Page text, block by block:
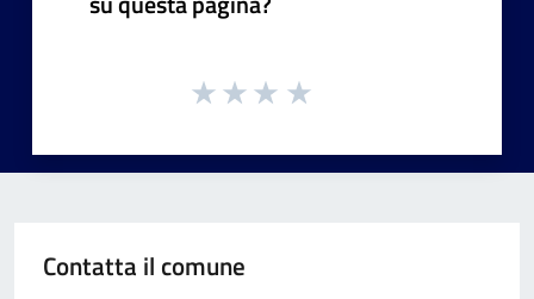
Contatta il comune